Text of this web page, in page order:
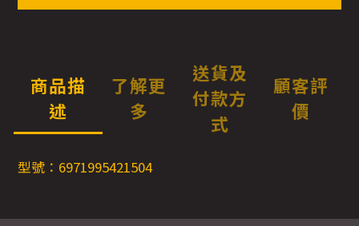
商品描
述
了解更
多
送貨及
付款方
式
顧客評
價
型號：6971995421504